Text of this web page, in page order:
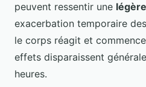
peuvent ressentir une
exacerbation temporaire
le corps réagit et
effets disparaissent
heures.